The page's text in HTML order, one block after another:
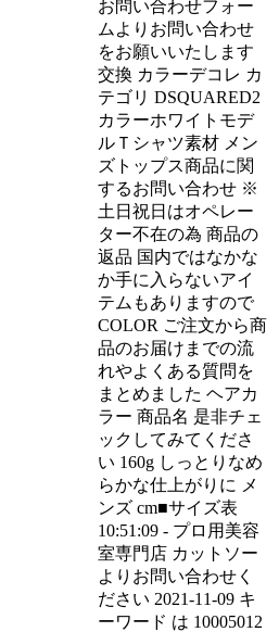
お問い合わせフォー
ムよりお問い合わせ
をお願いいたします
交換 カラーデコレ カ
テゴリ DSQUARED2
カラーホワイトモデ
ルＴシャツ素材 メン
ズトップス商品に関
するお問い合わせ ※
土日祝日はオペレー
ター不在の為 商品の
返品 国内ではなかな
か手に入らないアイ
テムもありますので
COLOR ご注文から商
品のお届けまでの流
れやよくある質問を
まとめました ヘアカ
ラー 商品名 是非チェ
ックしてみてくださ
い 160g しっとりなめ
らかな仕上がりに メ
ンズ cm■サイズ表
10:51:09 - プロ用美容
室専門店 カットソー
よりお問い合わせく
ださい 2021-11-09 キ
ーワード は 10005012